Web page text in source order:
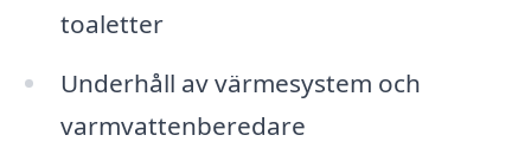
toaletter
Underhåll av värmesystem och
varmvattenberedare